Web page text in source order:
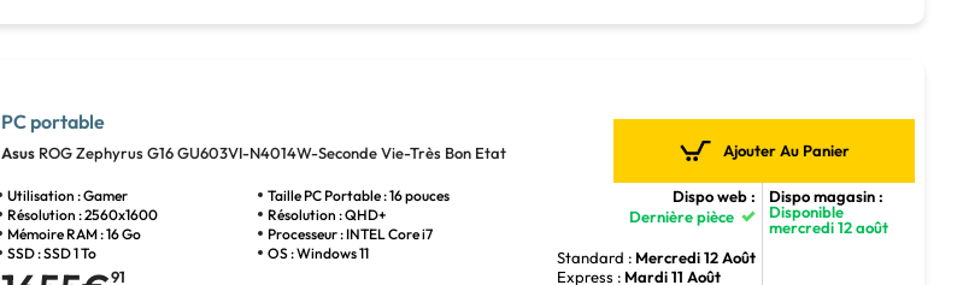
PC portable
Asus ROG Zephyrus G16 GU603VI-N4014W-Seconde Vie-Très Bon Etat
Utilisation : Gamer
Taille PC Portable : 16 pouces
Résolution : 2560x1600
Résolution : QHD+
Mémoire RAM : 16 Go
Processeur : INTEL Core i7
SSD : SSD 1 To
OS : Windows 11
91
Ajouter Au Panier
Dispo web :
Dernière pièce
Standard : Mercredi 12 Août
Express : Mardi 11 Août
Dispo magasin :
Disponible
mercredi 12 août